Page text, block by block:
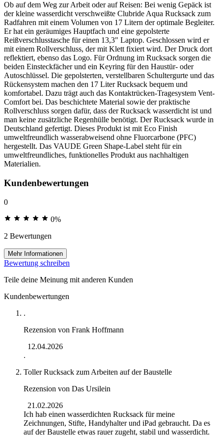
Ob auf dem Weg zur Arbeit oder auf Reisen: Bei wenig Gepäck ist
der kleine wasserdicht verschweißte Clubride Aqua Rucksack zum
Radfahren mit einem Volumen von 17 Litern der optimale Begleiter.
Er hat ein geräumiges Hauptfach und eine gepolsterte
Reißverschlusstasche für einen 13,3" Laptop. Geschlossen wird er
mit einem Rollverschluss, der mit Klett fixiert wird. Der Druck dort
reflektiert, ebenso das Logo. Für Ordnung im Rucksack sorgen die
beiden Einsteckfächer und ein Keyring für den Haustür- oder
Autoschlüssel. Die gepolsterten, verstellbaren Schultergurte und das
Rückensystem machen den 17 Liter Rucksack bequem und
komfortabel. Dazu trägt auch das Kontaktrücken-Tragesystem Vent-
Comfort bei. Das beschichtete Material sowie der praktische
Rollverschluss sorgen dafür, dass der Rucksack wasserdicht ist und
man keine zusätzliche Regenhülle benötigt. Der Rucksack wurde in
Deutschland gefertigt. Dieses Produkt ist mit Eco Finish
umweltfreundlich wasserabweisend ohne Fluorcarbone (PFC)
hergestellt. Das VAUDE Green Shape-Label steht für ein
umweltfreundliches, funktionelles Produkt aus nachhaltigen
Materialien.
Kundenbewertungen
0
0%
2 Bewertungen
Mehr Informationen
Bewertung schreiben
Teile deine Meinung mit anderen Kunden
Kundenbewertungen
.
Rezension von Frank Hoffmann
12.04.2026
.
Toller Rucksack zum Arbeiten auf der Baustelle
Rezension von Das Ursilein
21.02.2026
Ich hab einen wasserdichten Rucksack für meine
Zeichnungen, Stifte, Handyhalter und iPad gebraucht. Da es
auf der Baustelle etwas rauer zugeht, stabil und wasserdicht.